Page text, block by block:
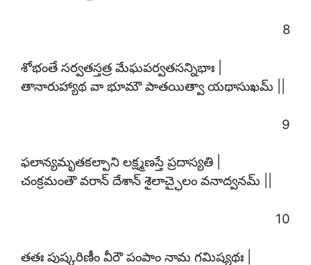
8
శోభంతే సర్వతస్తత్ర మేఘపర్వతసన్నిభాః |
తానారుహ్యాథ వా భూమౌ పాతయిత్వా యథాసుఖమ్ ||
9
ఫలాన్యమృతకల్పాని లక్ష్మణస్తే ప్రదాస్యతి |
చంక్రమంతౌ వరాన్ దేశాన్ శైలాచ్ఛైలం వనాద్వనమ్ ||
10
తతః పుష్కరిణీం వీరౌ పంపాం నామ గమిష్యథః |